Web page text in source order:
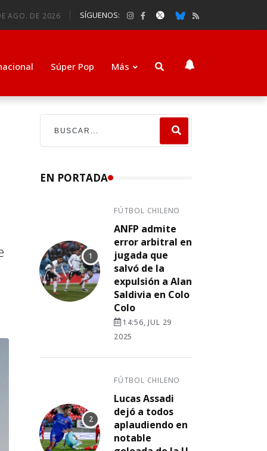
AGO. DE 2026 SÍGUENOS:
Súper Pop Más
EN PORTADA
FÚTBOL CHILENO
ANFP admite
error arbitral en
jugada que
salvó de la
expulsión a Alan
Saldivia en Colo
Colo
14:56, JUL 29
2025
FÚTBOL CHILENO
Lucas Assadi
dejó a todos
aplaudiendo en
notable